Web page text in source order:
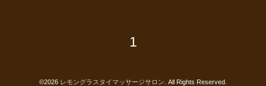
1
©2026 レモングラスタイマッサージサロン . All Rights Reserved.